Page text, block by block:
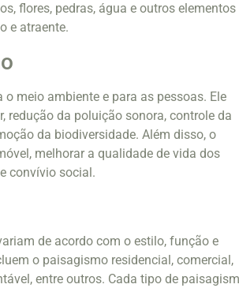
flores, pedras, água e outros elementos
e atraente.
meio ambiente e para as pessoas. Ele
redução da poluição sonora, controle da
da biodiversidade. Além disso, o
melhorar a qualidade de vida dos
convívio social.
de acordo com o estilo, função e
o paisagismo residencial, comercial,
entre outros. Cada tipo de